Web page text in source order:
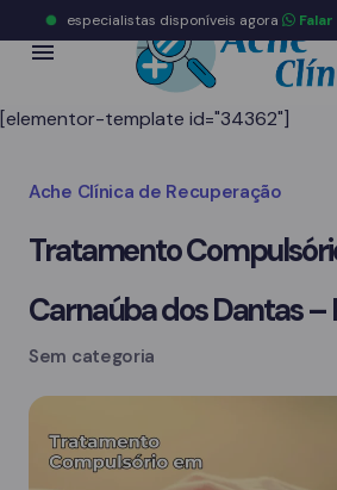
[elementor-template id="34362"]
Ache Clínica de Recuperação
Tratamento
Carnaúba dos Dantas –
Sem categoria
especialistas disponíveis agora Falar